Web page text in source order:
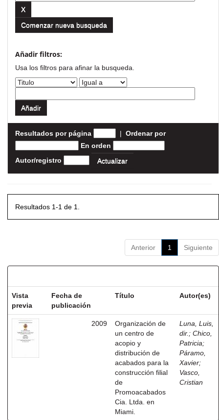
Comenzar nueva busqueda
Añadir filtros:
Usa los filtros para afinar la busqueda.
Resultados por página | Ordenar por
En orden
Autor/registro
Resultados 1-1 de 1.
Anterior 1 Siguiente
Vista
previa
Fecha de
publicación
Título Autor(es)
2009
Organización de
un centro de
acopio y
distribución de
acabados para la
construcción filial
de
Promoacabados
Cia. Ltda. en
Miami.
Luna, Luis,
dir. ; Chico,
Patricia;
Páramo,
Xavier;
Vasco,
Cristian